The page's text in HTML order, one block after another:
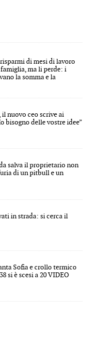
di mesi di lavoro
ma li perde: i
la somma e la
nuovo ceo scrive ai
bisogno delle vostre idee”
salva il proprietario non
di un pitbull e un
in strada: si cerca il
Sofia e crollo termico
si è scesi a 20 VIDEO